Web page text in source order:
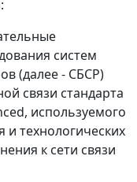
систем
(далее - СБСР)
связи стандарта
используемого
и технологических
к сети связи